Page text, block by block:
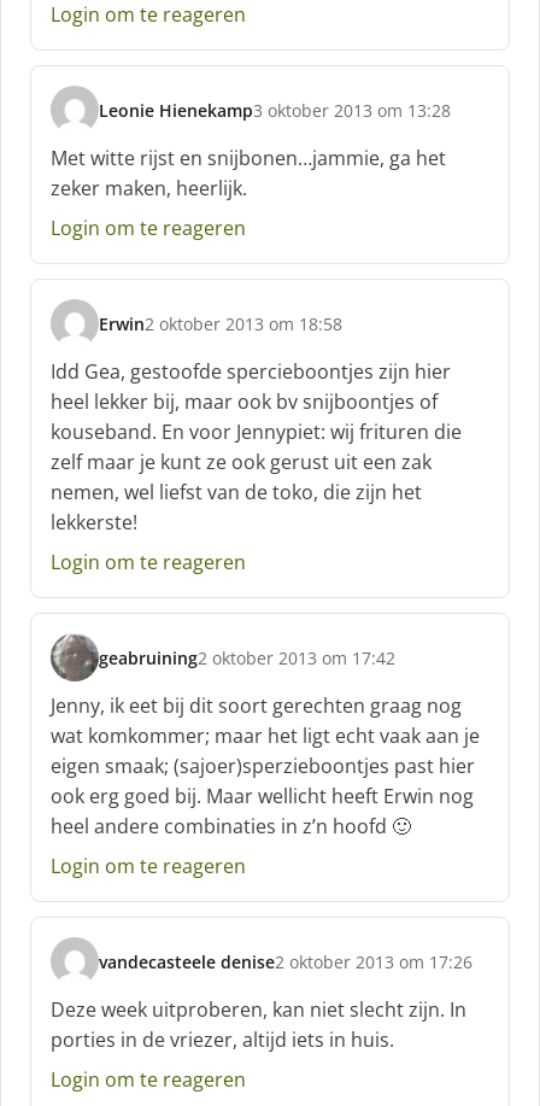
:Login om te reageren
Leonie Hienekamp
s
c
h
r
e
f
3 oktober 2013 om 13:28
Met witte rijst en snijbonen…jammie, ga het
zeker maken, heerlijk.
Login om te reageren
Erwin
s
c
h
r
e
e
f
:
2 oktober 2013 om 18:58
Idd Gea, gestoofde spercieboontjes zijn hier
heel lekker bij, maar ook bv snijboontjes of
kouseband. En voor Jennypiet: wij frituren die
zelf maar je kunt ze ook gerust uit een zak
nemen, wel liefst van de toko, die zijn het
lekkerste!
Login om te reageren
geabruining
s
c
h
r
e
e
f
2 oktober 2013 om 17:42
Jenny, ik eet bij dit soort gerechten graag nog
wat komkommer; maar het ligt echt vaak aan je
eigen smaak; (sajoer)sperzieboontjes past hier
ook erg goed bij. Maar wellicht heeft Erwin nog
heel andere combinaties in z’n hoofd 🙂
Login om te reageren
vandecasteele denise
s
c
h
r
e
2 oktober 2013 om 17:26
Deze week uitproberen, kan niet slecht zijn. In
porties in de vriezer, altijd iets in huis.
Login om te reageren